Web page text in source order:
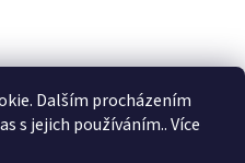
Dalším procházením
s jejich používáním.. Více